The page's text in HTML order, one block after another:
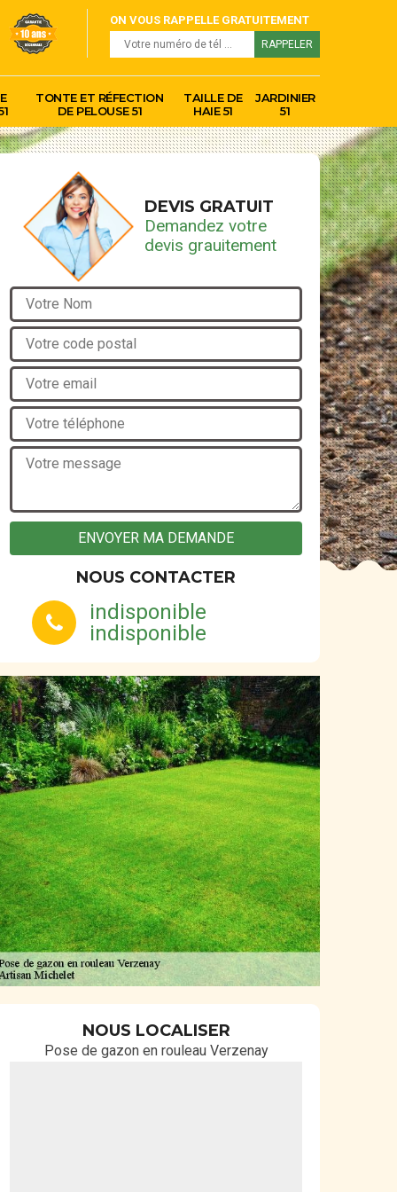
ON VOUS RAPPELLE GRATUITEMENT
TONTE ET RÉFECTION
DE PELOUSE 51
TAILLE DE
HAIE 51
JARDINIER
51
DEVIS GRATUIT
Demandez votre
devis grauitement
NOUS CONTACTER
indisponible
indisponible
NOUS LOCALISER
Pose de gazon en rouleau Verzenay